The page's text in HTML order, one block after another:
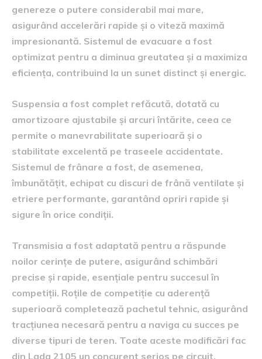
genereze o putere considerabil mai mare,
asigurând accelerări rapide și o viteză maximă
impresionantă. Sistemul de evacuare a fost
optimizat pentru a diminua greutatea și a maximiza
eficiența, contribuind la un sunet distinct și energic.
Suspensia a fost complet refăcută, dotată cu
amortizoare ajustabile și arcuri întărite, ceea ce
permite o manevrabilitate superioară și o
stabilitate excelentă pe traseele accidentate.
Sistemul de frânare a fost, de asemenea,
îmbunătățit, echipat cu discuri de frână ventilate și
etriere performante, garantând opriri rapide și
sigure în orice condiții.
Transmisia a fost adaptată pentru a răspunde
noilor cerințe de putere, asigurând schimbări
precise și rapide, esențiale pentru succesul în
competiții. Roțile de competiție cu aderență
superioară completează pachetul tehnic, asigurând
tracțiunea necesară pentru a naviga cu succes pe
diverse tipuri de teren. Toate aceste modificări fac
din Lada 2105 un concurent serios pe circuit,